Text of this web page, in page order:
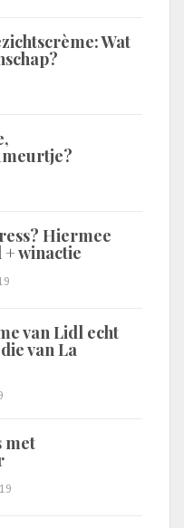
Wat
Hiermee
winactie
van Lidl echt
van La
met